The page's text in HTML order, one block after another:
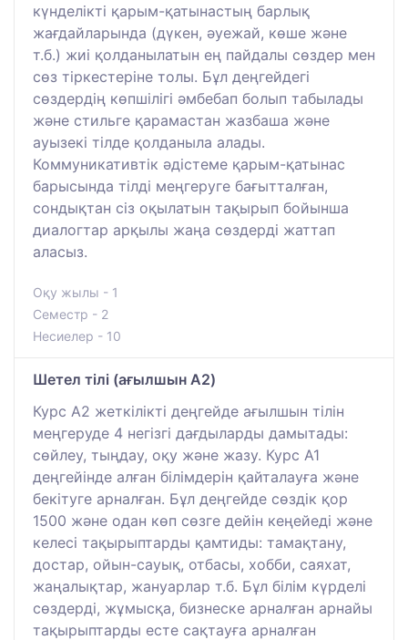
күнделікті қарым-қатынастың барлық
жағдайларында (дүкен, әуежай, көше және
т.б.) жиі қолданылатын ең пайдалы сөздер мен
сөз тіркестеріне толы. Бұл деңгейдегі
сөздердің көпшілігі әмбебап болып табылады
және стильге қарамастан жазбаша және
ауызекі тілде қолданыла алады.
Коммуникативтік әдістеме қарым-қатынас
барысында тілді меңгеруге бағытталған,
сондықтан сіз оқылатын тақырып бойынша
диалогтар арқылы жаңа сөздерді жаттап
аласыз.
Оқу жылы - 1
Семестр - 2
Несиелер - 10
Шетел тілі (ағылшын A2)
Курс A2 жеткілікті деңгейде ағылшын тілін
меңгеруде 4 негізгі дағдыларды дамытады:
сөйлеу, тыңдау, оқу және жазу. Курс A1
деңгейінде алған білімдерін қайталауға және
бекітуге арналған. Бұл деңгейде сөздік қор
1500 және одан көп сөзге дейін кеңейеді және
келесі тақырыптарды қамтиды: тамақтану,
достар, ойын-сауық, отбасы, хобби, саяхат,
жаңалықтар, жануарлар т.б. Бұл білім күрделі
сөздерді, жұмысқа, бизнеске арналған арнайы
тақырыптарды есте сақтауға арналған